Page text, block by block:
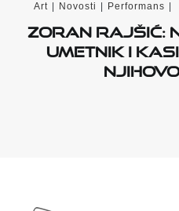
Art Novosti Performans
Zoran Rajšić:
umetnik i